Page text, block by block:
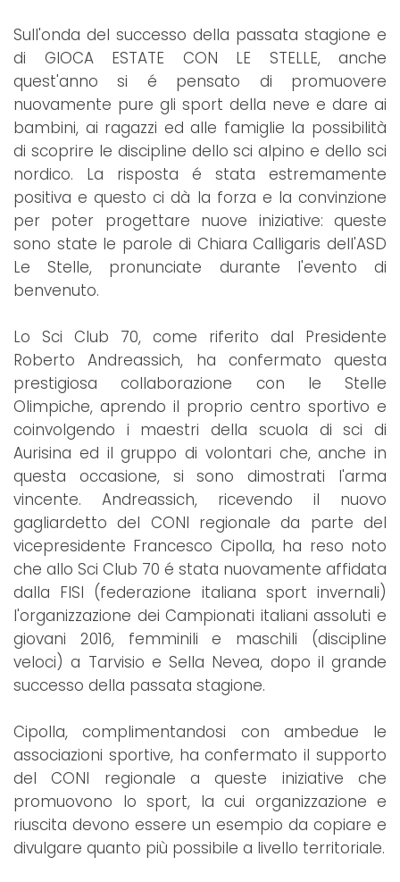
Sull'onda del successo della passata stagione e
di GIOCA ESTATE CON LE STELLE, anche
quest'anno si é pensato di promuovere
nuovamente pure gli sport della neve e dare ai
bambini, ai ragazzi ed alle famiglie la possibilità
di scoprire le discipline dello sci alpino e dello sci
nordico. La risposta é stata estremamente
positiva e questo ci dà la forza e la convinzione
per poter progettare nuove iniziative: queste
sono state le parole di Chiara Calligaris dell'ASD
Le Stelle, pronunciate durante l'evento di
benvenuto.
Lo Sci Club 70, come riferito dal Presidente
Roberto Andreassich, ha confermato questa
prestigiosa collaborazione con le Stelle
Olimpiche, aprendo il proprio centro sportivo e
coinvolgendo i maestri della scuola di sci di
Aurisina ed il gruppo di volontari che, anche in
questa occasione, si sono dimostrati l'arma
vincente. Andreassich, ricevendo il nuovo
gagliardetto del CONI regionale da parte del
vicepresidente Francesco Cipolla, ha reso noto
che allo Sci Club 70 é stata nuovamente affidata
dalla FISI (federazione italiana sport invernali)
l'organizzazione dei Campionati italiani assoluti e
giovani 2016, femminili e maschili (discipline
veloci) a Tarvisio e Sella Nevea, dopo il grande
successo della passata stagione.
Cipolla, complimentandosi con ambedue le
associazioni sportive, ha confermato il supporto
del CONI regionale a queste iniziative che
promuovono lo sport, la cui organizzazione e
riuscita devono essere un esempio da copiare e
divulgare quanto più possibile a livello territoriale.